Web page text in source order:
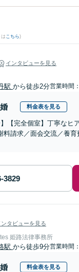
こちら)
インタビューを見る
駅 から徒歩2分営業時間
料金表を見る
】【完全個室】丁寧な
料請求／面会交流／養
ンタビューを見る
姫路法律事務所
駅 から徒歩9分営業時間
料金表を見る